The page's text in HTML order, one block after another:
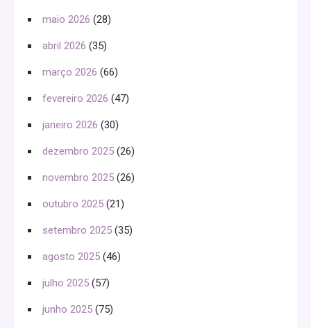
maio 2026 (28)
abril 2026 (35)
março 2026 (66)
fevereiro 2026 (47)
janeiro 2026 (30)
dezembro 2025 (26)
novembro 2025 (26)
outubro 2025 (21)
setembro 2025 (35)
agosto 2025 (46)
julho 2025 (57)
junho 2025 (75)